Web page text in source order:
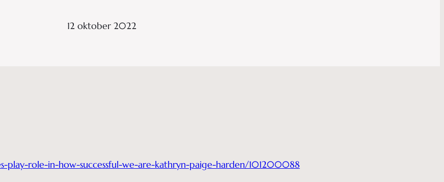
12 oktober 2022
role-in-how-successful-we-are-kathryn-paige-harden/101200088